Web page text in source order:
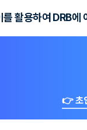
활용하여 DRB에
👉 초